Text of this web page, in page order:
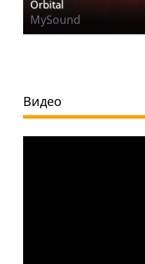
Orbital
MySound
Видео